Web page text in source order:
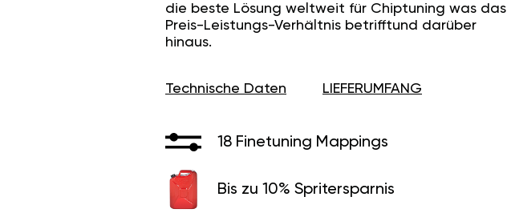
die beste Lösung weltweit für Chiptuning was das
Preis-Leistungs-Verhältnis betrifftund darüber
hinaus.
Technische Daten LIEFERUMFANG
18 Finetuning Mappings
Bis zu 10% Spritersparnis